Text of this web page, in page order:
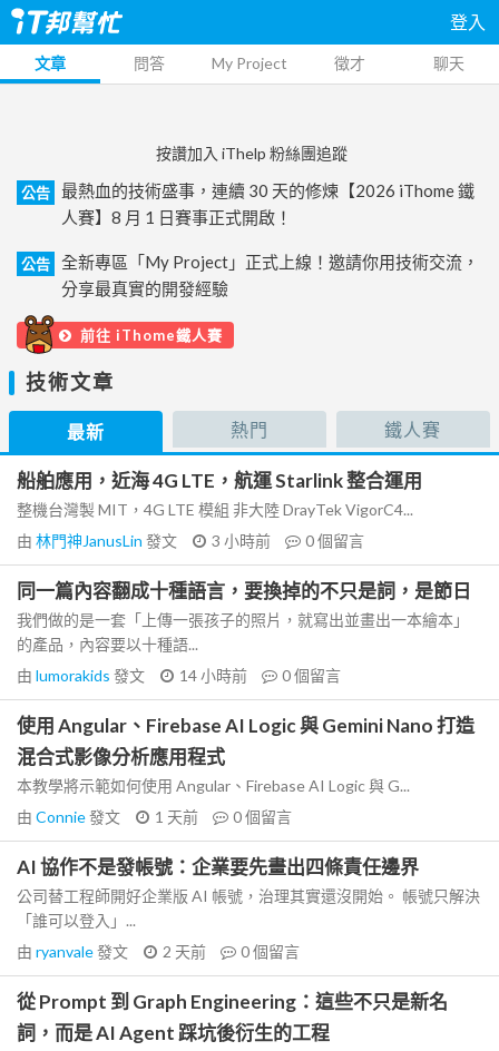
登入
文章 問答 My Project 徵才 聊天
按讚加入 iThelp 粉絲團追蹤
公告
最熱血的技術盛事，連續 30 天的修煉【2026 iThome 鐵
人賽】8 月 1 日賽事正式開啟！
公告
全新專區「My Project」正式上線！邀請你用技術交流，
分享最真實的開發經驗
前往 iThome鐵人賽
技術文章
最新 熱門 鐵人賽
船舶應用，近海 4G LTE，航運 Starlink 整合運用
整機台灣製 MIT，4G LTE 模組 非大陸 DrayTek VigorC4...
由 林門神JanusLin 發文 3 小時前 0個留言
同一篇內容翻成十種語言，要換掉的不只是詞，是節日
我們做的是一套「上傳一張孩子的照片，就寫出並畫出一本繪本」
的產品，內容要以十種語...
由 lumorakids 發文 14 小時前 0個留言
使用 Angular、Firebase AI Logic 與 Gemini Nano 打造
混合式影像分析應用程式
本教學將示範如何使用 Angular、Firebase AI Logic 與 G...
由 Connie發文 1 天前 0個留言
AI 協作不是發帳號：企業要先畫出四條責任邊界
公司替工程師開好企業版 AI 帳號，治理其實還沒開始。 帳號只解決
「誰可以登入」...
由 ryanvale發文 2 天前 0個留言
從 Prompt 到 Graph Engineering：這些不只是新名
詞，而是 AI Agent 踩坑後衍生的工程